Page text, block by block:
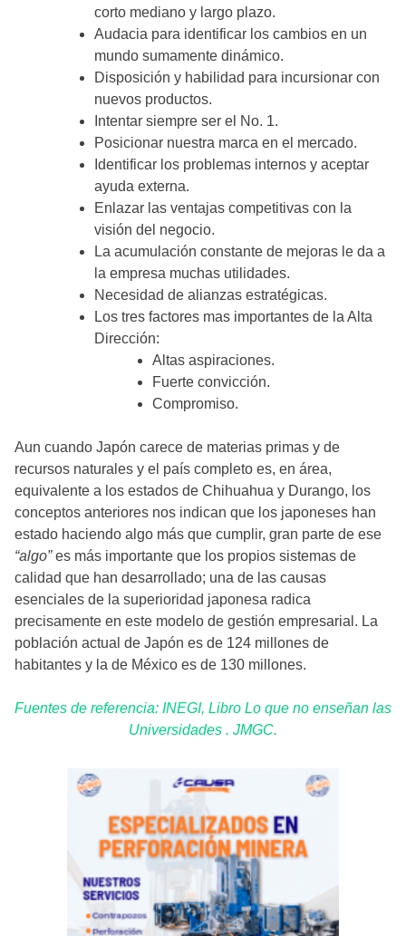
corto mediano y largo plazo.
Audacia para identificar los cambios en un
mundo sumamente dinámico.
Disposición y habilidad para incursionar con
nuevos productos.
Intentar siempre ser el No. 1.
Posicionar nuestra marca en el mercado.
Identificar los problemas internos y aceptar
ayuda externa.
Enlazar las ventajas competitivas con la
visión del negocio.
La acumulación constante de mejoras le da a
la empresa muchas utilidades.
Necesidad de alianzas estratégicas.
Los tres factores mas importantes de la Alta
Dirección:
Altas aspiraciones.
Fuerte convicción.
Compromiso.
Aun cuando Japón carece de materias primas y de
recursos naturales y el país completo es, en área,
equivalente a los estados de Chihuahua y Durango, los
conceptos anteriores nos indican que los japoneses han
estado haciendo algo más que cumplir, gran parte de ese
“algo”es más importante que los propios sistemas de
calidad que han desarrollado; una de las causas
esenciales de la superioridad japonesa radica
precisamente en este modelo de gestión empresarial. La
población actual de Japón es de 124 millones de
habitantes y la de México es de 130 millones.
Fuentes de referencia: INEGI, Libro Lo que no enseñan las
Universidades . JMGC.